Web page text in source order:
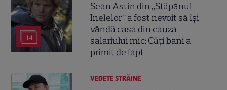
14
Sean Astin din „Stăpânul
Inelelor” a fost nevoit să își
vândă casa din cauza
salariului mic: Câți bani a
primit de fapt
VEDETE STRĂINE